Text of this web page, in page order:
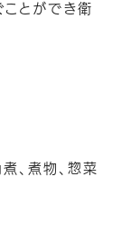
とができ衛
、煮物、惣菜